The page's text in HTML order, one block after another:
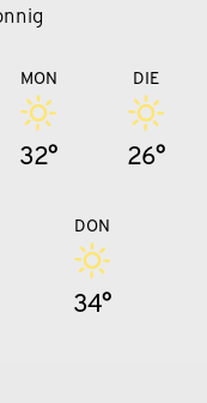
MON
32°
DIE
26°
DON
34°